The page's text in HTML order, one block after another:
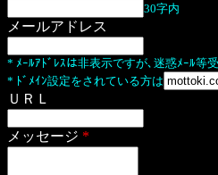
30字内
メールアドレス
* ﾒｰﾙｱﾄﾞﾚｽは非表示ですが､迷惑ﾒｰﾙ等
* ﾄﾞﾒｲﾝ設定をされている方は
ＵＲＬ
メッセージ *